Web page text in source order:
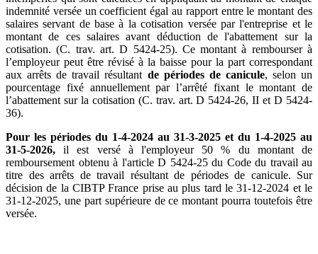
indemnité versée un coefficient égal au rapport entre le montant des
salaires servant de base à la cotisation versée par l'entreprise et le
montant de ces salaires avant déduction de l'abattement sur la
cotisation. (C. trav. art. D 5424-25). Ce montant à rembourser à
l’employeur peut être révisé à la baisse pour la part correspondant
aux arrêts de travail résultant de périodes de canicule, selon un
pourcentage fixé annuellement par l’arrêté fixant le montant de
l’abattement sur la cotisation (C. trav. art. D 5424-26, II et D 5424-
36).
Pour les périodes du 1-4-2024 au 31-3-2025 et du 1-4-2025 au
31-5-2026,il est versé à l'employeur 50 % du montant de
remboursement obtenu à l'article D 5424-25 du Code du travail au
titre des arrêts de travail résultant de périodes de canicule. Sur
décision de la CIBTP France prise au plus tard le 31-12-2024 et le
31-12-2025, une part supérieure de ce montant pourra toutefois être
versée.